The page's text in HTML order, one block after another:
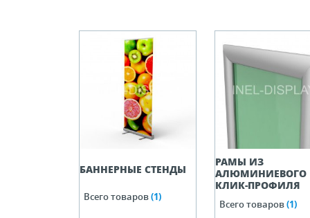
рамки и аксессуары
напольные, подвесные, на полку
покупателейБАННЕРНЫЕ СТЕНДЫ
Всего товаров(1)
РАМЫ ИЗ
АЛЮМИНИЕВОГО
КЛИК-ПРОФИЛЯ
Всего товаров(1)